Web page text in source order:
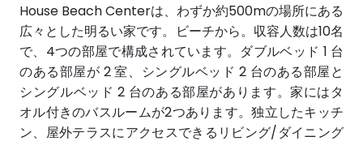
House Beach Centerは、わずか約500mの場所にある
広々とした明るい家です。ビーチから。収容人数は10名
で、4つの部屋で構成されています。ダブルベッド 1 台
のある部屋が 2 室、シングルベッド 2 台のある部屋と
シングルベッド 2 台のある部屋があります。家にはタ
オル付きのバスルームが2つあります。独立したキッチ
ン、屋外テラスにアクセスできるリビング/ダイニング